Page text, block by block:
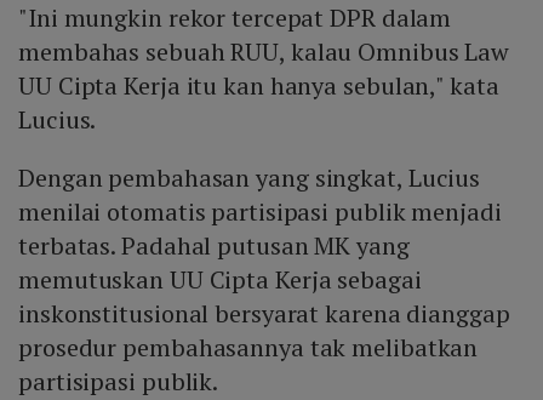
"Ini mungkin rekor tercepat DPR dalam
membahas sebuah RUU, kalau Omnibus Law
UU Cipta Kerja itu kan hanya sebulan," kata
Lucius.
Dengan pembahasan yang singkat, Lucius
menilai otomatis partisipasi publik menjadi
terbatas. Padahal putusan MK yang
memutuskan UU Cipta Kerja sebagai
inskonstitusional bersyarat karena dianggap
prosedur pembahasannya tak melibatkan
partisipasi publik.